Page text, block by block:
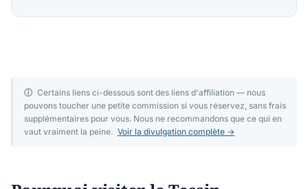
ⓘ Certains liens ci-dessous sont des liens d'affiliation — nous
pouvons toucher une petite commission si vous réservez, sans frais
supplémentaires pour vous. Nous ne recommandons que ce qui en
vaut vraiment la peine. Voir la divulgation complète →